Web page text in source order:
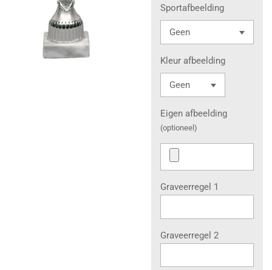
Sportafbeelding
Kleur afbeelding
Eigen afbeelding
(optioneel)
Graveerregel 1
Graveerregel 2